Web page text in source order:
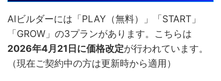
AIビルダーには「PLAY（無料）」「START」
「GROW」の3プランがあります。こちらは
2026年4月21日に価格改定が行われています。
（現在ご契約中の方は更新時から適用）